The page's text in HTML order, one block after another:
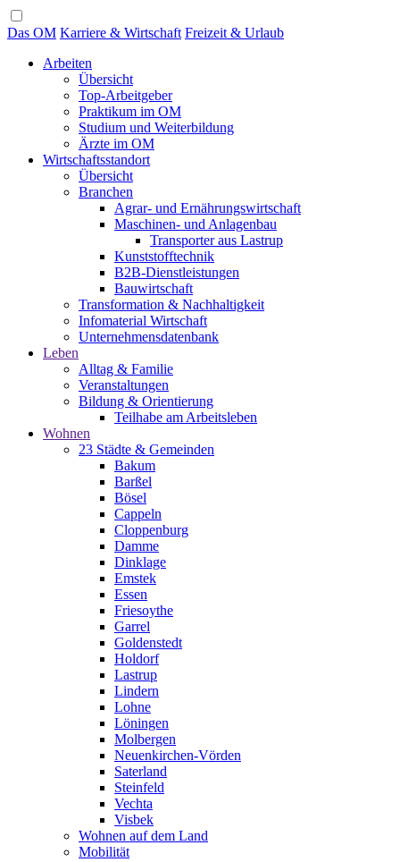
Das OM Karriere & Wirtschaft Freizeit & Urlaub
Arbeiten
Übersicht
Top-Arbeitgeber
Praktikum im OM
Studium und Weiterbildung
Ärzte im OM
Wirtschaftsstandort
Übersicht
Branchen
Agrar- und Ernährungswirtschaft
Maschinen- und Anlagenbau
Transporter aus Lastrup
Kunststofftechnik
B2B-Dienstleistungen
Bauwirtschaft
Transformation & Nachhaltigkeit
Infomaterial Wirtschaft
Unternehmensdatenbank
Leben
Alltag & Familie
Veranstaltungen
Bildung & Orientierung
Teilhabe am Arbeitsleben
Wohnen
23 Städte & Gemeinden
Bakum
Barßel
Bösel
Cappeln
Cloppenburg
Damme
Dinklage
Emstek
Essen
Friesoythe
Garrel
Goldenstedt
Holdorf
Lastrup
Lindern
Lohne
Löningen
Molbergen
Neuenkirchen-Vörden
Saterland
Steinfeld
Vechta
Visbek
Wohnen auf dem Land
Mobilität